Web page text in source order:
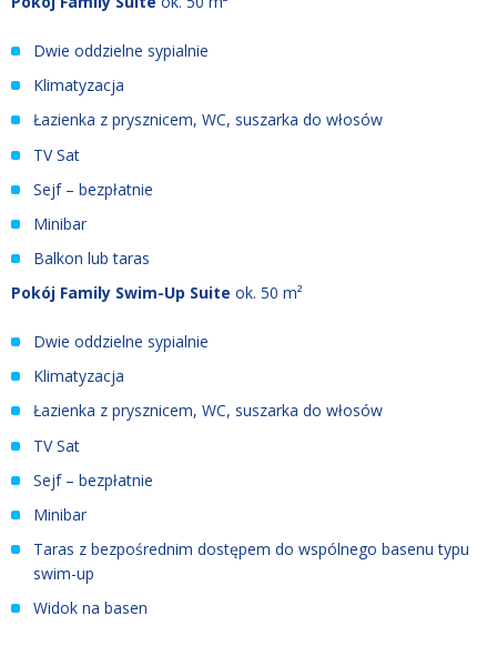
Dwie oddzielne sypialnie
Klimatyzacja
Łazienka z prysznicem, WC, suszarka do włosów
TV Sat
Sejf – bezpłatnie
Minibar
Balkon lub taras
Pokój Family Swim-Up Suite ok. 50 m²
Dwie oddzielne sypialnie
Klimatyzacja
Łazienka z prysznicem, WC, suszarka do włosów
TV Sat
Sejf – bezpłatnie
Minibar
Taras z bezpośrednim dostępem do wspólnego basenu typu
swim-up
Widok na basen